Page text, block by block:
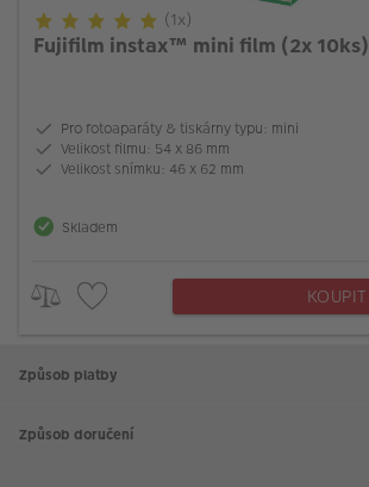
(1x)
Fujifilm instax™ mini film (2x 10ks)
Pro fotoaparáty & tiskárny typu: mini
Velikost filmu: 54 x 86 mm
Velikost snímku: 46 x 62 mm
Skladem
KOUPIT
Způsob platby
Způsob doručení